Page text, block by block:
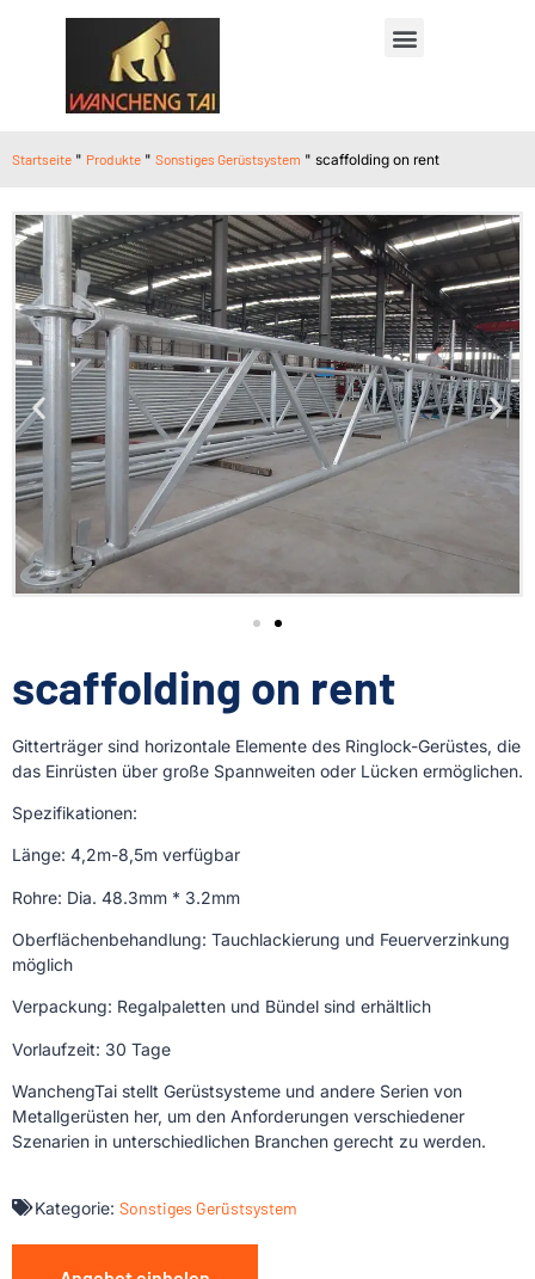
Startseite " Produkte " Sonstiges Gerüstsystem " scaffolding on rent
scaffolding on rent
Gitterträger sind horizontale Elemente des Ringlock-Gerüstes, die
das Einrüsten über große Spannweiten oder Lücken ermöglichen.
Spezifikationen:
Länge: 4,2m-8,5m verfügbar
Rohre: Dia. 48.3mm * 3.2mm
Oberflächenbehandlung: Tauchlackierung und Feuerverzinkung
möglich
Verpackung: Regalpaletten und Bündel sind erhältlich
Vorlaufzeit: 30 Tage
WanchengTai stellt Gerüstsysteme und andere Serien von
Metallgerüsten her, um den Anforderungen verschiedener
Szenarien in unterschiedlichen Branchen gerecht zu werden.
Kategorie: Sonstiges Gerüstsystem